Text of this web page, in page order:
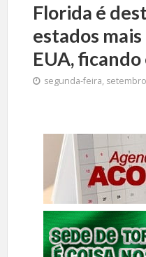
Florida é
estados
EUA,
segunda-feira,